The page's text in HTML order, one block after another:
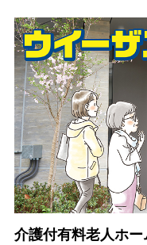
介護付有料老人ホ